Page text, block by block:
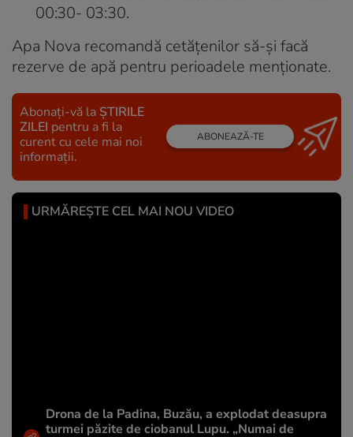
00:30- 03:30.
Apa Nova recomandă cetățenilor să-și facă
rezerve de apă pentru perioadele menționate.
Abonați-vă la ȘTIRILE
ZILEI pentru a fi la
curent cu cele mai noi
informații.
ABONEAZĂ-TE
URMĂREȘTE CEL MAI NOU VIDEO
Drona de la Padina, Buzău, a explodat deasupra
turmei păzite de ciobanul Lupu. „Numai de